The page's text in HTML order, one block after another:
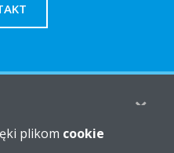
plikom cookie